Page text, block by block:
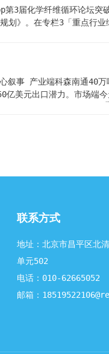
届化学纤维循环论坛突
》。在专栏3「重点行
环转型的十字路口。每年
事 产业端科森南通40万
亿美元出口潜力。市场端
亿元。该项目构建了"
联系方式
地址：北京市昌平区北
单元502
电话：010-62665052
邮箱：